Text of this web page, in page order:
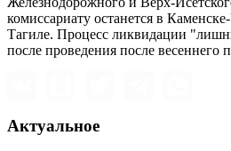
комиссариату останется в
Тагиле. Процесс ликвидации
после проведения после весеннего
Актуальное